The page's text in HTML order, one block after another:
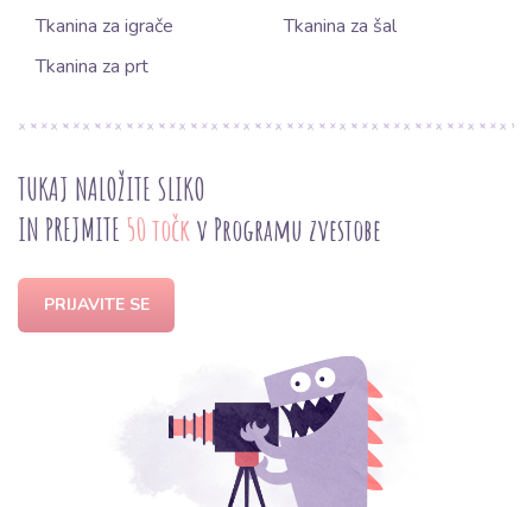
Tkanina za igrače
Tkanina za šal
Tkanina za prt
TUKAJ NALOŽITE SLIKO
IN PREJMITE 50 točk v Programu zvestobe
PRIJAVITE SE